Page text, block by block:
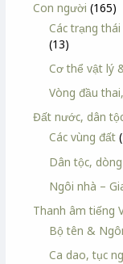
Con người (165)
Các trạng
(13)
Cơ thể vật lý
Vòng đầu
Đất nước, dân
Các vùng đất
Dân tộc,
Ngôi nhà –
Thanh âm tiếng
Bộ tên &
Ca dao, tục